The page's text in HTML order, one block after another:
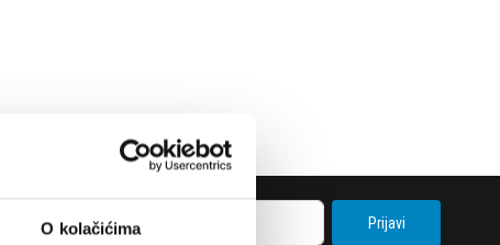
O kolačićima Prijavi